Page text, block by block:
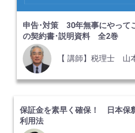
申告･対策 30年無事にやっ
の契約書･説明資料 全2巻
【 講師】税理士 山
保証金を素早く確保！ 日本保
利用法